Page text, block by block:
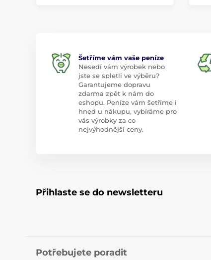
Šetříme vám vaše peníze
Nesedí vám výrobek nebo
jste se spletli ve výběru?
Garantujeme dopravu
zdarma zpět k nám do
eshopu. Peníze vám šetříme i
hned u nákupu, vybíráme pro
vás výrobky za co
nejvýhodnější ceny.
Přihlaste se do newsletteru
Potřebujete poradit